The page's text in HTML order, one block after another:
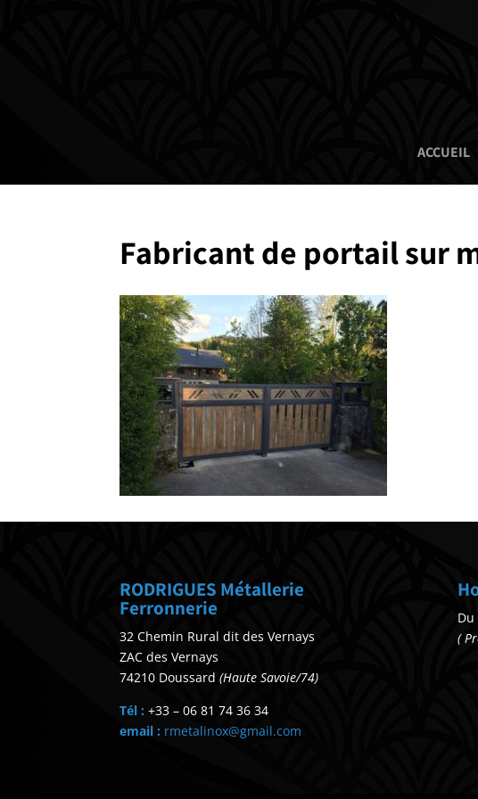
ACCUEIL
Fabricant de portail sur
RODRIGUES Métallerie
Ferronnerie
32 Chemin Rural dit des Vernays
ZAC des Vernays
74210 Doussard(Haute Savoie/74)
Tél : +33 – 06 81 74 36 34
email : rmetalinox@gmail.com
(